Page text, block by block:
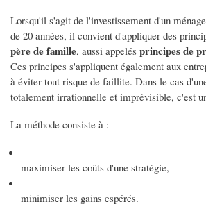
Lorsqu'il s'agit de l'investissement d'un
de 20 années, il convient d'appliquer des
père de famille, aussi appelés principes de
Ces principes s'appliquent également aux
à éviter tout risque de faillite. Dans le cas
totalement irrationnelle et imprévisible, c'est
La méthode consiste à :
maximiser les coûts d'une stratégie,
minimiser les gains espérés.